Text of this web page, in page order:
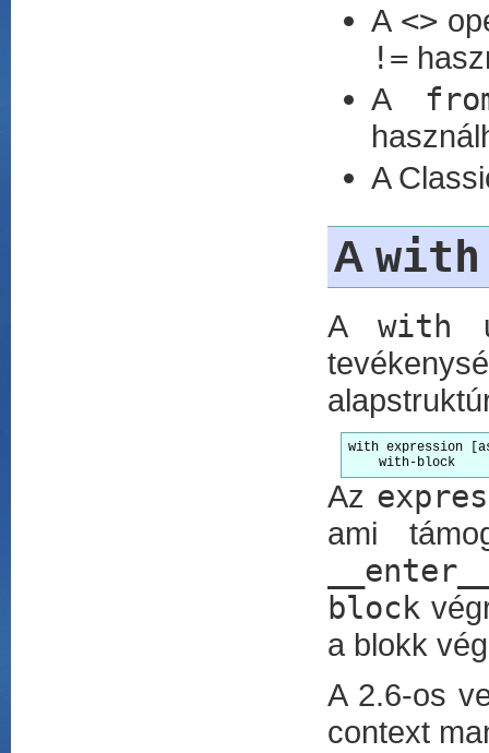
A <>
!=
A
A
A with
Awith
with expression
    with-block
Az
ami
block
a blokk
A 2.6-os
context